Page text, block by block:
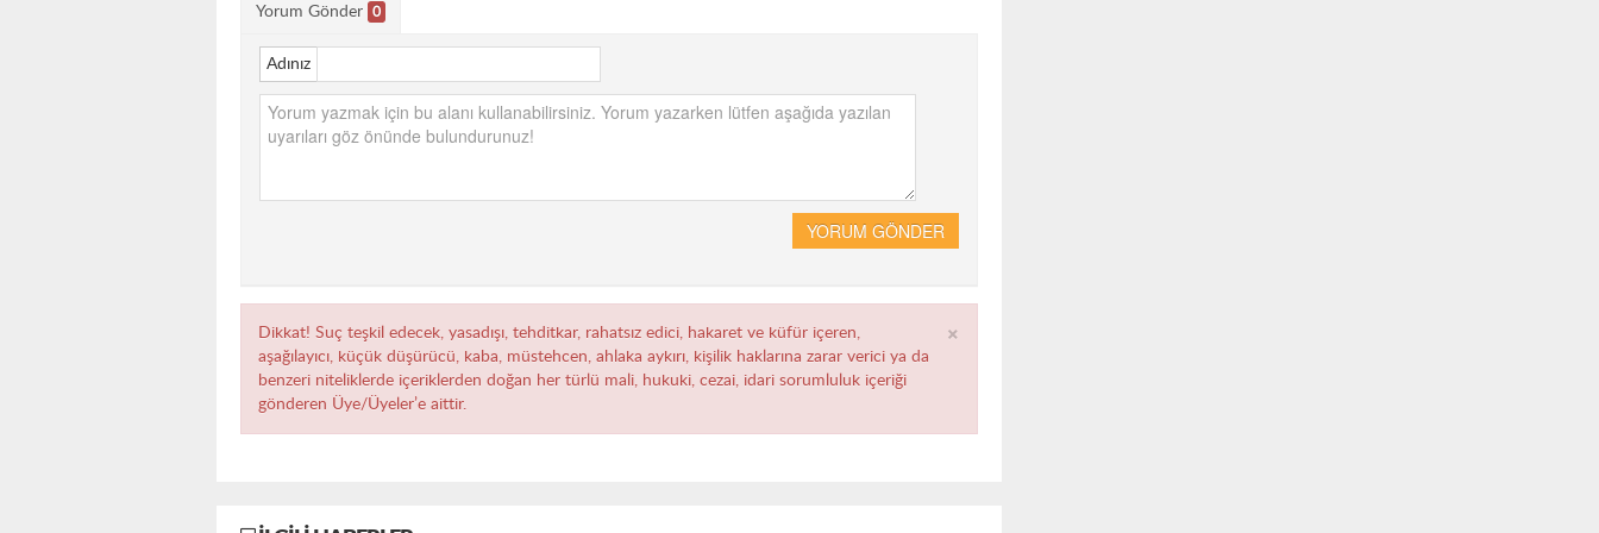
Yorum Gönder 0
Adınız
YORUM GÖNDER
×
Dikkat! Suç teşkil edecek, yasadışı, tehditkar, rahatsız edici, hakaret ve küfür içeren,
aşağılayıcı, küçük düşürücü, kaba, müstehcen, ahlaka aykırı, kişilik haklarına zarar verici ya da
benzeri niteliklerde içeriklerden doğan her türlü mali, hukuki, cezai, idari sorumluluk içeriği
gönderen Üye/Üyeler’e aittir.